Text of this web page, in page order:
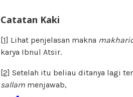
Catatan Kaki
[1] Lihat penjelasan makna
karya Ibnul Atsir.
[2] Setelah itu beliau ditanya lagi
sallam menjawab,